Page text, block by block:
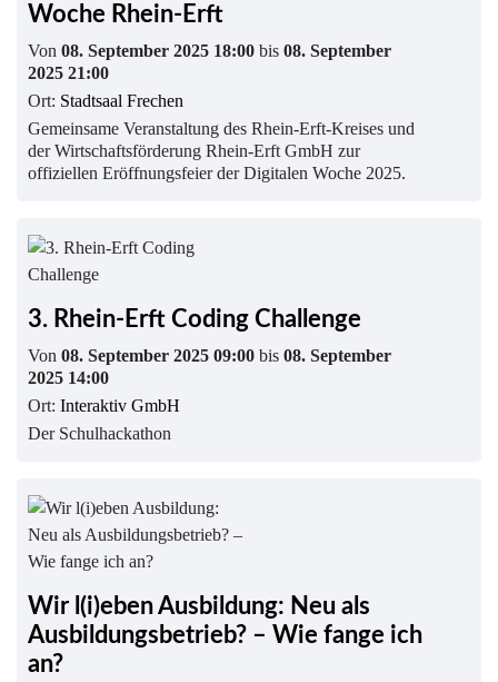
Woche Rhein-Erft
Von 08. September 2025 18:00 bis 08. September
2025 21:00
Ort: Stadtsaal Frechen
Gemeinsame Veranstaltung des Rhein-Erft-Kreises und
der Wirtschaftsförderung Rhein-Erft GmbH zur
offiziellen Eröffnungsfeier der Digitalen Woche 2025.
3. Rhein-Erft Coding Challenge
Von 08. September 2025 09:00 bis 08. September
2025 14:00
Ort: Interaktiv GmbH
Der Schulhackathon
Wir l(i)eben Ausbildung: Neu als
Ausbildungsbetrieb? – Wie fange ich
an?